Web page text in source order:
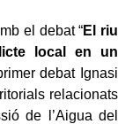
el debat “El riu
local en un
debat Ignasi
relacionats
de l’Aigua del